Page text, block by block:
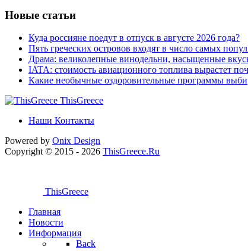
Новые статьи
Куда россияне поедут в отпуск в августе 2026 года?
Пять греческих островов входят в число самых
Драма: великолепные винодельни, насыщенные
IATA: стоимость авиационного топлива вырастет
Какие необычные оздоровительные программы
ThisGreece
Наши Контакты
Powered by Onix Design
Copyright © 2015 - 2026 ThisGreece.Ru
ThisGreece
Главная
Новости
Информация
Back